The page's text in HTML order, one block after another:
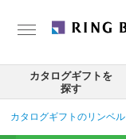
カタログギフトを
探す
カタログギフトのリンベル